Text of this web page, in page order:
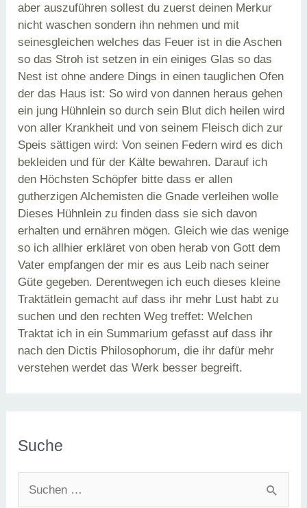
aber auszuführen sollest du zuerst deinen Merkur
nicht waschen sondern ihn nehmen und mit
seinesgleichen welches das Feuer ist in die Aschen
so das Stroh ist setzen in ein einiges Glas so das
Nest ist ohne andere Dings in einen tauglichen Ofen
der das Haus ist: So wird von dannen heraus gehen
ein jung Hühnlein so durch sein Blut dich heilen wird
von aller Krankheit und von seinem Fleisch dich zur
Speis sättigen wird: Von seinen Federn wird es dich
bekleiden und für der Kälte bewahren. Darauf ich
den Höchsten Schöpfer bitte dass er allen
gutherzigen Alchemisten die Gnade verleihen wolle
Dieses Hühnlein zu finden dass sie sich davon
erhalten und ernähren mögen. Gleich wie das wenige
so ich allhier erkläret von oben herab von Gott dem
Vater empfangen der mir es aus Leib nach seiner
Güte gegeben. Derentwegen ich euch dieses kleine
Traktätlein gemacht auf dass ihr mehr Lust habt zu
suchen und den rechten Weg treffet: Welchen
Traktat ich in ein Summarium gefasst auf dass ihr
nach den Dictis Philosophorum, die ihr dafür mehr
verstehen werdet das Werk besser begreift.
Suche